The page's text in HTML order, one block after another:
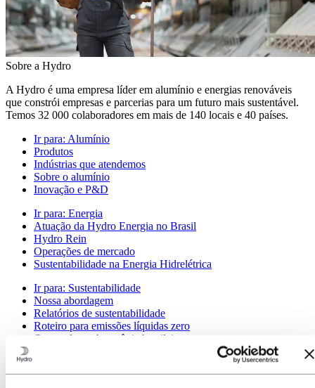
Sobre a Hydro
A Hydro é uma empresa líder em alumínio e energias renováveis
que constrói empresas e parcerias para um futuro mais sustentável.
Temos 32 000 colaboradores em mais de 140 locais e 40 países.
Ir para: Alumínio
Produtos
Indústrias que atendemos
Sobre o alumínio
Inovação e P&D
Ir para: Energia
Atuação da Hydro Energia no Brasil
Hydro Rein
Operações de mercado
Sustentabilidade na Energia Hidrelétrica
Ir para: Sustentabilidade
Nossa abordagem
Relatórios de sustentabilidade
Roteiro para emissões líquidas zero
Operando na Amazônia brasileira
Ir para:Carreiras